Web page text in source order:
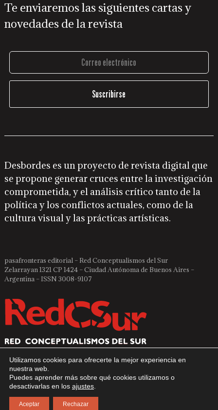
Te enviaremos las siguientes cartas y
novedades de la revista
Desbordes es un proyecto de revista digital que
se propone generar cruces entre la investigación
comprometida, y el análisis crítico tanto de la
política y los conflictos actuales, como de la
cultura visual y las prácticas artísticas.
pasafronteras editorial – Red Conceptualismos del Sur
Zelarrayan 1321 CP 1424 – Ciudad Autónoma de Buenos Aires –
Argentina – ISSN 3008-9107
Utilizamos cookies para ofrecerte la mejor experiencia en
nuestra web.
Puedes aprender más sobre qué cookies utilizamos o
desactivarlas en los ajustes
Aceptar Rechazar